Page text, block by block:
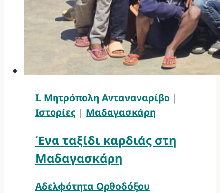
Ι. Μητρόπολη Ανταναναρίβο |
Ιστορίες | Μαδαγασκάρη
Ένα ταξίδι καρδιάς στη
Μαδαγασκάρη
Αδελφότητα Ορθοδόξου